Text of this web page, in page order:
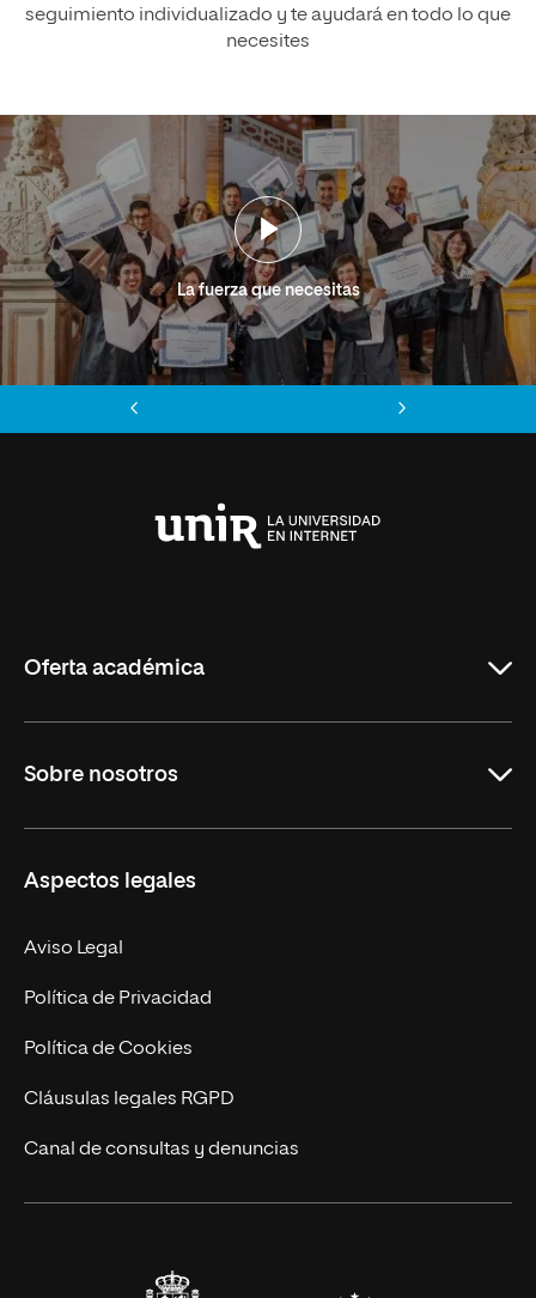
seguimiento individualizado y te ayudará en todo lo que
necesites
La fuerza que necesitas
Oferta académica
Másteres Oficiales
Másteres Propios
Doctorados
Experto Universitario
Postgrados
Cursos Universitarios
Sobre nosotros
Facultades
Nuestro Equipo
Trabaja en UNIR
Actualidad
UNIR Revista
Eventos
Aspectos legales
Aviso Legal
Política de Privacidad
Política de Cookies
Cláusulas legales RGPD
Canal de consultas y denuncias